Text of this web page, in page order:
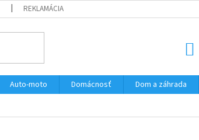
REKLAMÁCIA
Auto-moto Domácnosť Dom a záhrada